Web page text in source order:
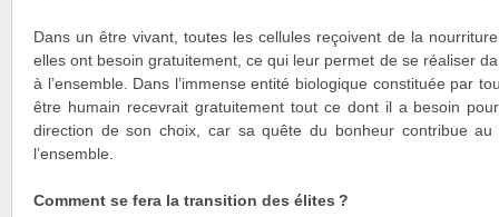
Dans un être vivant, toutes les cellules reçoivent de la
elles ont besoin gratuitement, ce qui leur permet de se réaliser
à l’ensemble. Dans l’immense entité biologique constituée par
être humain recevrait gratuitement tout ce dont il a besoin
direction de son choix, car sa quête du bonheur contribue
l’ensemble.
Comment se fera la transition des élites ?